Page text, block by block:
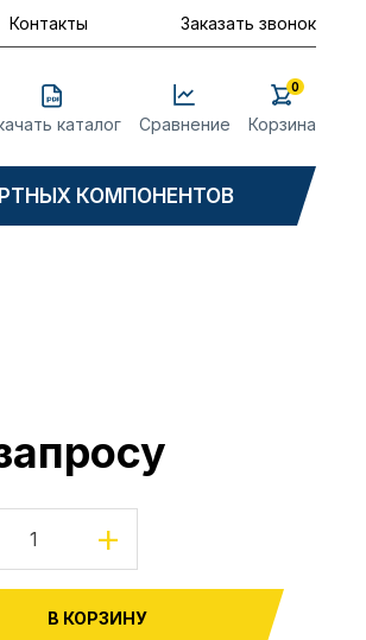
Контакты Заказать звонок
каталог Сравнение Корзина
0
КОМПОНЕНТОВ
+
В КОРЗИНУ